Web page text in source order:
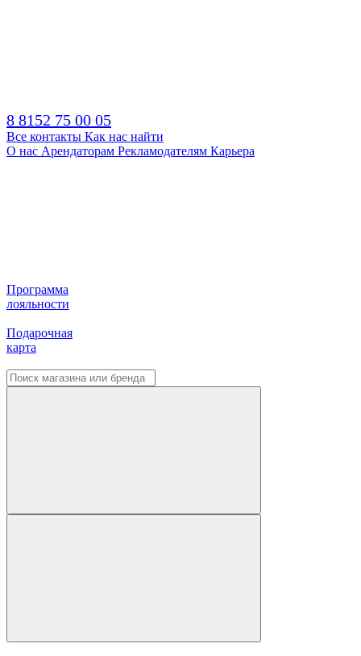
8 8152 75 00 05
Все контакты Как нас найти
О нас Арендаторам Рекламодателям Карьера
Программа
лояльности
Подарочная
карта